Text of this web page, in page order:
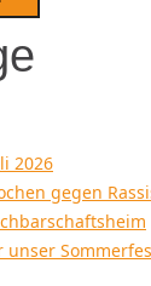
2026
gegen